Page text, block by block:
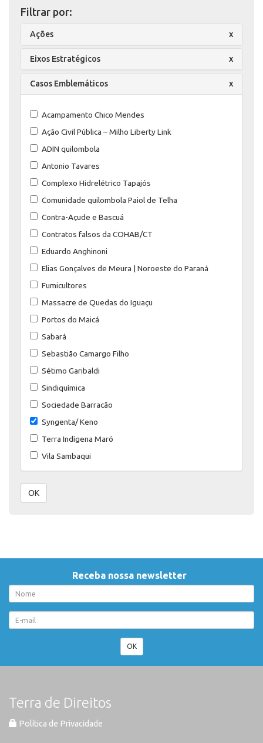
Filtrar por:
Ações x
Eixos Estratégicos x
Casos Emblemáticos x
Acampamento Chico Mendes
Ação Civil Pública – Milho Liberty Link
ADIN quilombola
Antonio Tavares
Complexo Hidrelétrico Tapajós
Comunidade quilombola Paiol de Telha
Contra-Açude e Bascuá
Contratos falsos da COHAB/CT
Eduardo Anghinoni
Elias Gonçalves de Meura | Noroeste do Paraná
Fumicultores
Massacre de Quedas do Iguaçu
Portos do Maicá
Sabará
Sebastião Camargo Filho
Sétimo Garibaldi
Sindiquímica
Sociedade Barracão
Syngenta/ Keno
Terra Indígena Maró
Vila Sambaqui
OK
Receba nossa newsletter
OK
Terra de Direitos
Política de Privacidade